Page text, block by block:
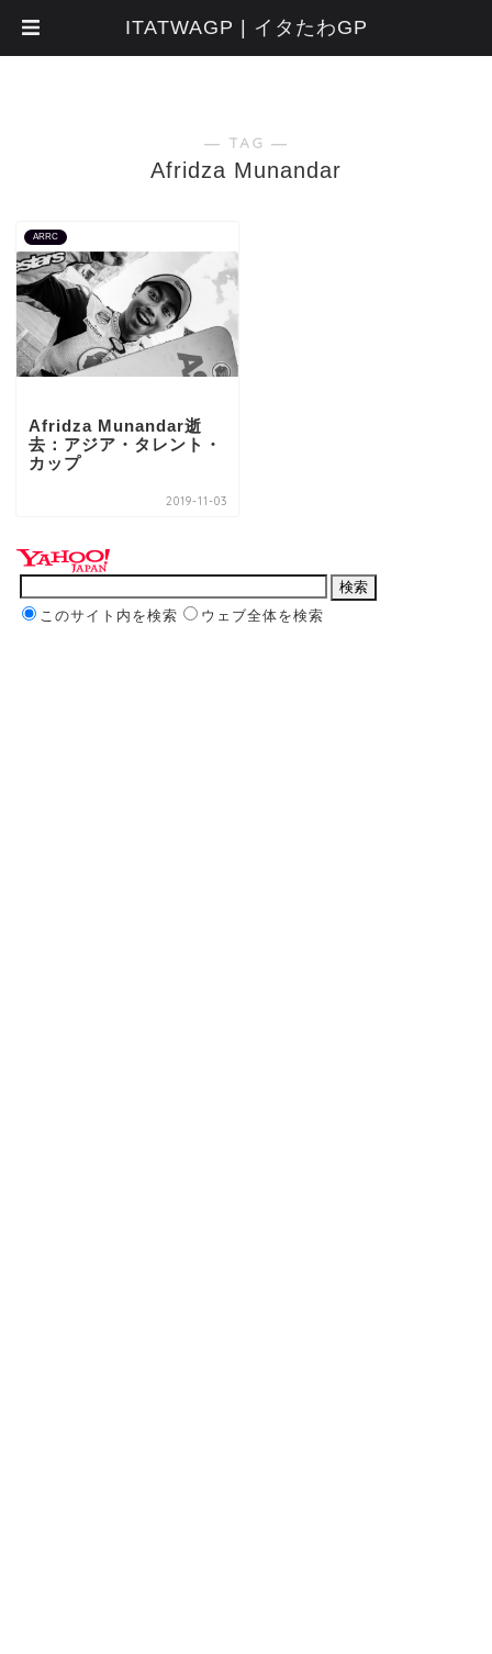
― TAG ―
Afridza Munandar
ARRC
Afridza Munandar逝
去：アジア・タレント・
カップ
2019-11-03
このサイト内を検索 ウェブ全体を検索
ITATWAGP | イタたわGP